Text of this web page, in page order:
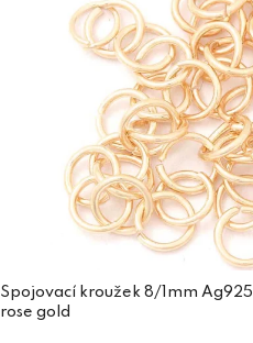
Spojovací kroužek 8/1mm Ag925
rose gold